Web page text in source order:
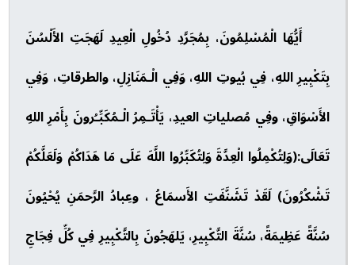
أَيُّهَا الْمُسْلِمُونَ، بِمُجَرَّدِ دُخُولِ الْعِيدِ لَهَجَتِ الأَلْسُنَ
بِتَكْبِيرِ اللهِ، فِي بُيوتِ اللهِ، وَفِي الْـمَنَازِلِ، والطرقاتِ، وَفِي
الأَسْوَاقِ، وفِي مُصلياتِ العيدِ، يَأْتَـمِرُ الْـمُكَبِّـُرونَ بِأَمْرِ اللهِ
تَعَالَى:(وَلِتُكْمِلُوا الْعِدَّةَ وَلِتُكَبِّرُوا اللَّهَ عَلَى مَا هَدَاكُمْ وَلَعَلَّكُمْ
تَشْكُرُونَ) لَقَدْ تَشَنَّفَتِ الأَسمَاعُ ، وعِبادُ الرَّحمَنِ يُحْيُونَ
سُنَّةً عَظِيمَةً، سُنَّةَ التَّكْبِيرِ، يَلهَجُونَ بِالتَّكْبِيرِ فِي كُلِّ فِجَاجِ